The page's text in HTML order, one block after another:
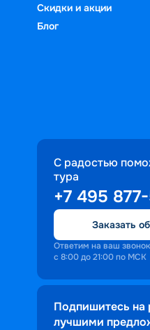
Скидки и акции
Блог
С радостью
тура
+7 495
Заказать
Ответим на ваш
с 8:00 до 21:00 по МСК
Подпишитесь на
лучшими